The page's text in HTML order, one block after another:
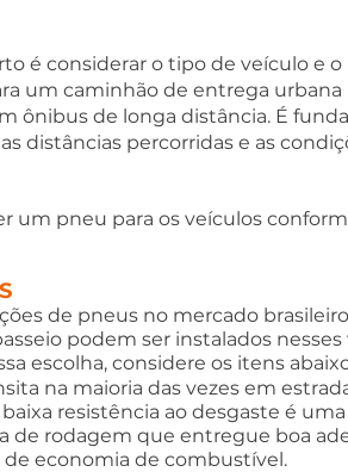
é considerar o tipo de veículo e o
um caminhão de entrega
ônibus de longa distância. É
distâncias percorridas e as
um pneu para os veículos
de pneus no mercado
podem ser instalados nesses
escolha, considere os itens
na maioria das vezes em
resistência ao desgaste é
de rodagem que entregue boa
economia de combustível.